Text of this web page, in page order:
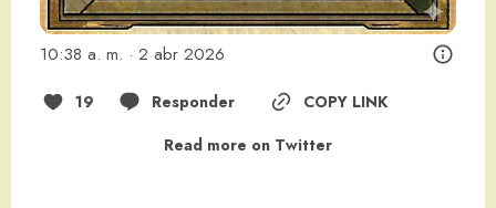
10:38 a. m. · 2 abr 2026
19 Responder
COPY LINK
Read more on Twitter